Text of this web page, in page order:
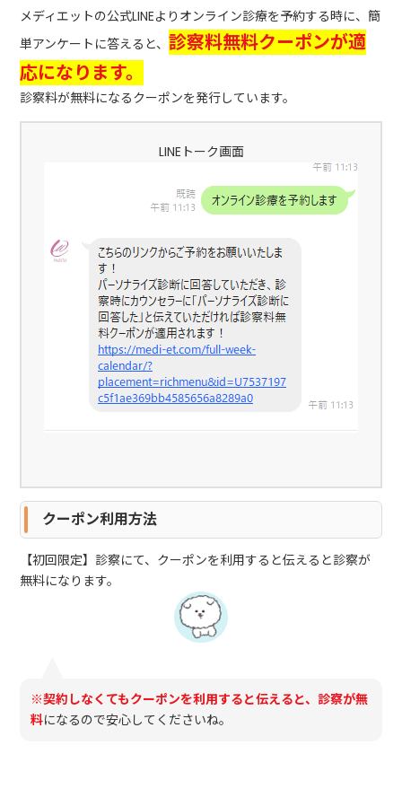
メディエットの公式LINEよりオンライン診療を予約する時に、簡
単アンケートに答えると、診察料無料クーポンが適
応になります。
診察料が無料になるクーポンを発行しています。
LINEトーク画面
クーポン利用方法
【初回限定】診察にて、クーポンを利用すると伝えると診察が
無料になります。
※契約しなくてもクーポンを利用すると伝えると、診察が無
料になるので安心してくださいね。